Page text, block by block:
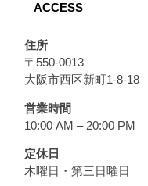
ACCESS
住所
〒550-0013
大阪市西区新町1-8-18
営業時間
10:00 AM – 20:00 PM
定休日
木曜日・第三日曜日